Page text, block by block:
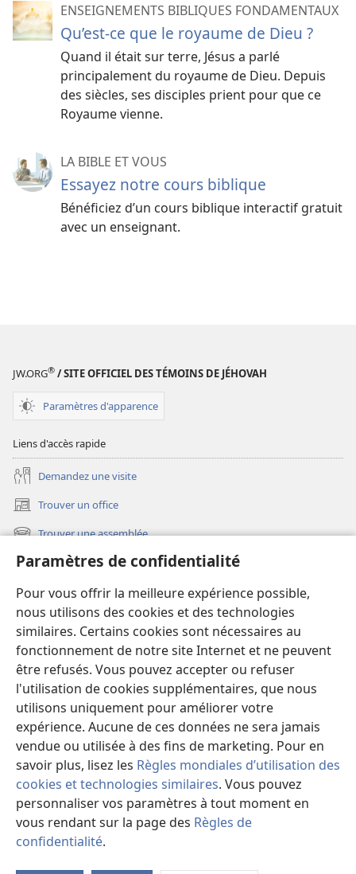
Paramètres de confidentialité
Pour vous offrir la meilleure expérience possible,
nous utilisons des cookies et des technologies
similaires. Certains cookies sont nécessaires au
fonctionnement de notre site Internet et ne peuvent
être refusés. Vous pouvez accepter ou refuser
l'utilisation de cookies supplémentaires, que nous
utilisons uniquement pour améliorer votre
expérience. Aucune de ces données ne sera jamais
vendue ou utilisée à des fins de marketing. Pour en
savoir plus, lisez les Règles mondiales d’utilisation des
cookies et technologies similaires. Vous pouvez
personnaliser vos paramètres à tout moment en
vous rendant sur la page des Règles de
confidentialité.
ENSEIGNEMENTS BIBLIQUES FONDAMENTAUX
Qu’est-ce que le royaume de Dieu ?
Quand il était sur terre, Jésus a parlé
principalement du royaume de Dieu. Depuis
des siècles, ses disciples prient pour que ce
Royaume vienne.
LA BIBLE ET VOUS
Essayez notre cours biblique
Bénéficiez d’un cours biblique interactif gratuit
avec un enseignant.
JW.ORG® / SITE OFFICIEL DES TÉMOINS DE JÉHOVAH
Paramètres d'apparence
Liens d'accès rapide
Demandez une visite
Trouver un office
(ouvre
une
fenêtre)
Trouver une assemblée
(ouvre
une
nouvelle
fenêtre)
Les nouveautés
Vidéos
Rechercher
Dons
(ouvre
une
nouvelle
fenêtre)
Bibliothèque en ligne
(ouvre
une
nouvelleJW Hub ®
(ouvre
une
nouvelle
fenêtre)
Copyright© 2026 Watch Tower Bible and Tract Society of Pennsylvania.
CONDITIONS D’UTILISATION